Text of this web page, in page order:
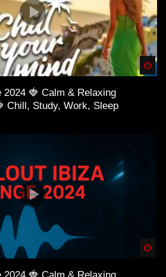
2024 🍓 Calm & Relaxing
Chill, Study, Work, Sleep
2024 🍓 Calm & Relaxing